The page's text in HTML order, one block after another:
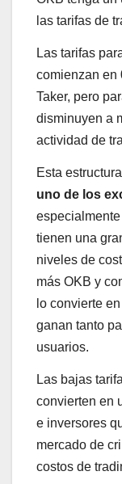
las tarifas de
Las tarifas
comienzan en
Taker, pero
disminuyen a
actividad de
Esta
uno de los
tienen una
niveles de
más OKB y
lo convierte
ganan tanto
usuarios.
Las bajas
convierten en
e inversores
mercado de
costos de